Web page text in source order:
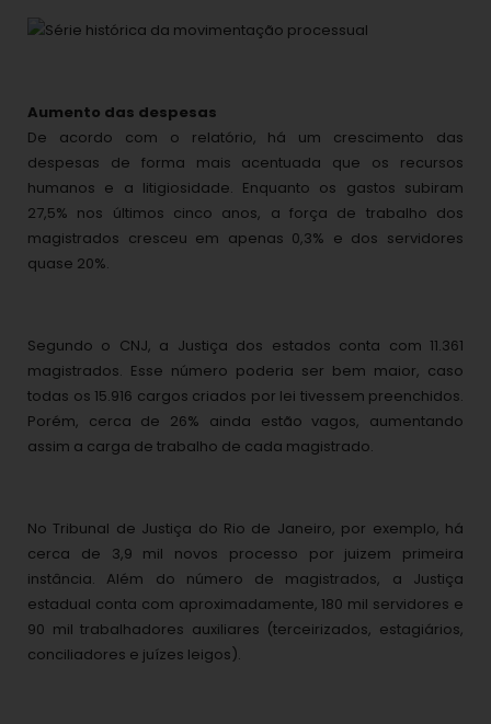
Aumento das despesas
De acordo com o relatório, há um crescimento das
despesas de forma mais acentuada que os recursos
humanos e a litigiosidade. Enquanto os gastos subiram
27,5% nos últimos cinco anos, a força de trabalho dos
magistrados cresceu em apenas 0,3% e dos servidores
quase 20%.
Segundo o CNJ, a Justiça dos estados conta com 11.361
magistrados. Esse número poderia ser bem maior, caso
todas os 15.916 cargos criados por lei tivessem preenchidos.
Porém, cerca de 26% ainda estão vagos, aumentando
assim a carga de trabalho de cada magistrado.
No Tribunal de Justiça do Rio de Janeiro, por exemplo, há
cerca de 3,9 mil novos processo por juizem primeira
instância. Além do número de magistrados, a Justiça
estadual conta com aproximadamente, 180 mil servidores e
90 mil trabalhadores auxiliares (terceirizados, estagiários,
conciliadores e juízes leigos).